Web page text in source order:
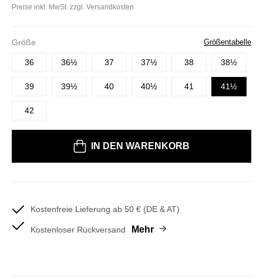
Preise inkl. MwSt. zzgl. Versandkosten
Größe Größentabelle
36 36½ 37 37½ 38 38½
39 39½ 40 40½ 41 41½
42
IN DEN WARENKORB
Kostenfreie Lieferung ab 50 € (DE & AT)
Kostenloser Rückversand Mehr